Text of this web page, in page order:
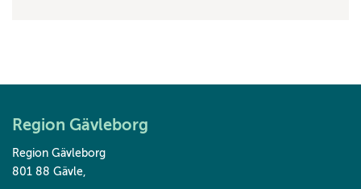
Region Gävleborg
Region Gävleborg
801 88 Gävle,